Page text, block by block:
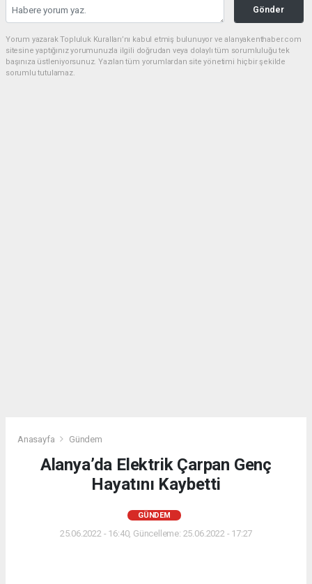
Gönder
Yorum yazarak Topluluk Kuralları’nı kabul etmiş bulunuyor ve alanyakenthaber.com
sitesine yaptığınız yorumunuzla ilgili doğrudan veya dolaylı tüm sorumluluğu tek
başınıza üstleniyorsunuz. Yazılan tüm yorumlardan site yönetimi hiçbir şekilde
sorumlu tutulamaz.
Anasayfa Gündem
Alanya’da Elektrik Çarpan Genç
Hayatını Kaybetti
GÜNDEM
25.06.2022 - 16:40, Güncelleme: 25.06.2022 - 17:27